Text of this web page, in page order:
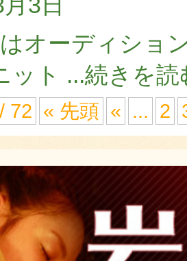
オーディショ
ット ...続きを読
72 « 先頭 « ... 2